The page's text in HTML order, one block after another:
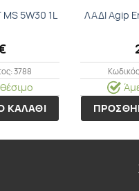
5W30 1L
3788
ΚΑΛΑΘΙ
ΛΑΔΙ Agip